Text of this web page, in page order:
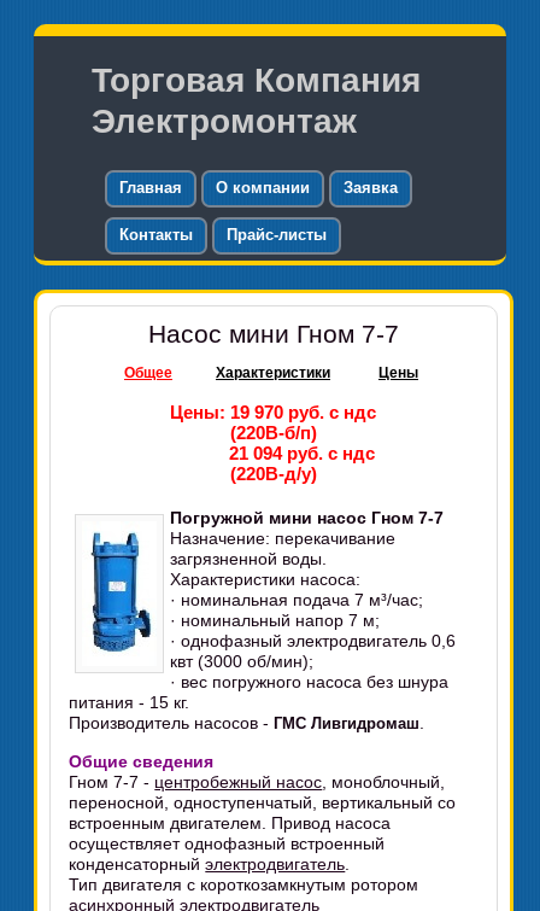
Торговая Компания
Электромонтаж
Главная О компании Заявка
Контакты Прайс-листы
Насос мини Гном 7-7
Общее Характеристики Цены
Цены: 19 970 руб. с ндс
(220В-б/п)
21 094 руб. с ндс
(220В-д/у)
Погружной мини насос Гном 7-7
Назначение: перекачивание
загрязненной воды.
Характеристики насоса:
· номинальная подача 7 м³/час;
· номинальный напор 7 м;
· однофазный электродвигатель 0,6
квт (3000 об/мин);
· вес погружного насоса без шнура
питания - 15 кг.
Производитель насосов -ГМС Ливгидромаш
Общие сведения
Гном 7-7 - центробежный насос , моноблочный,
переносной, одноступенчатый, вертикальный со
встроенным двигателем. Привод насоса
осуществляет однофазный встроенный
конденсаторныйэлектродвигатель
Тип двигателя с короткозамкнутым ротором
асинхронный электродвигатель